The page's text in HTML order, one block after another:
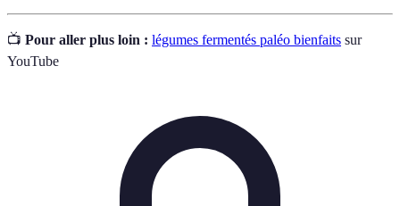
📺 Pour aller plus loin : légumes fermentés paléo bienfaits sur
YouTube